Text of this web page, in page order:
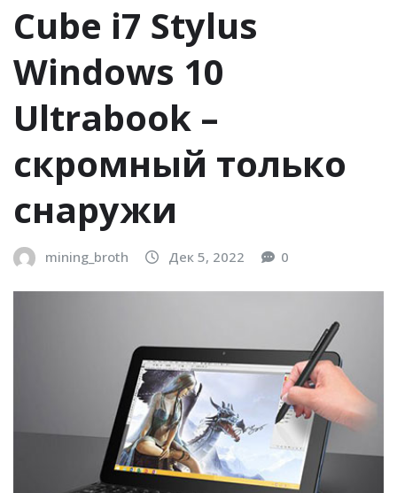
Cube i7 Stylus
Windows 10
Ultrabook –
скромный только
снаружи
mining_broth Дек 5, 2022 0